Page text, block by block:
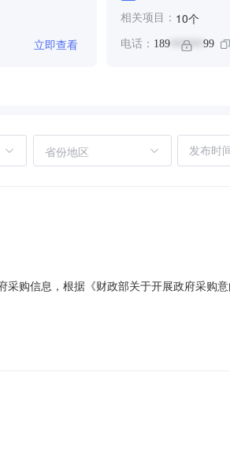
立即查看
相关项目： 10个
电话： 189****** 99
省份地区
购信息，根据《财政部关于开展政府采购意
及伙食费，韶山地接食宿费和现场教学点课